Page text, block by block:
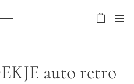
auto retro